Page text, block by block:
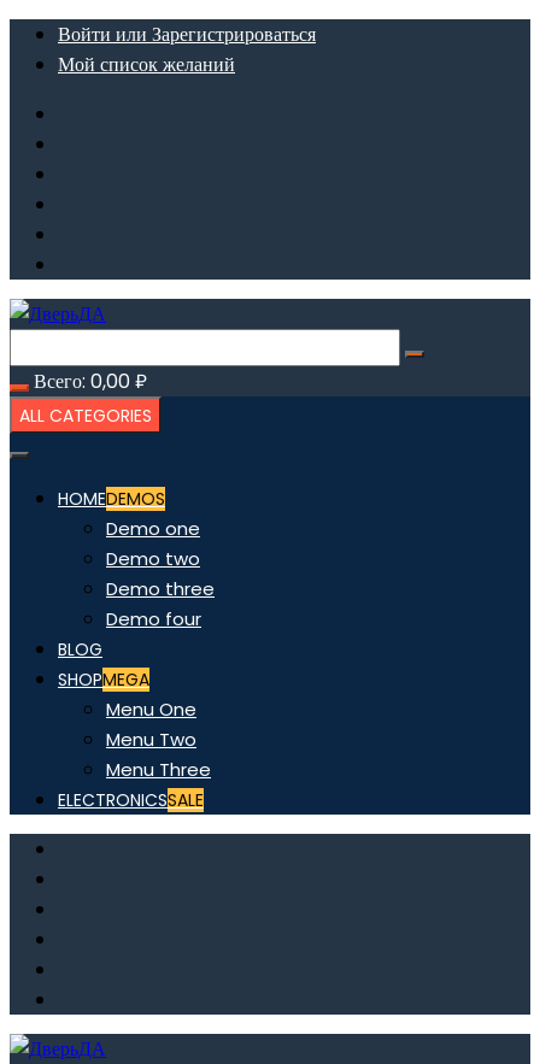
ПерейтиВойти или Зарегистрироваться
Мой список желаний
Всего: 0,00₽
ALL CATEGORIES
HOMEDEMOS
Demo one
Demo two
Demo three
Demo four
BLOG
SHOPMEGA
Menu One
Menu Two
Menu Three
ELECTRONICSSALE